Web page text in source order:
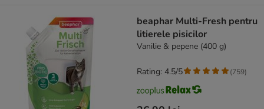
beaphar Multi-Fresh pentru
litierele pisicilor
Vanilie & pepene (400 g)
Rating: 4.5/5 (759)